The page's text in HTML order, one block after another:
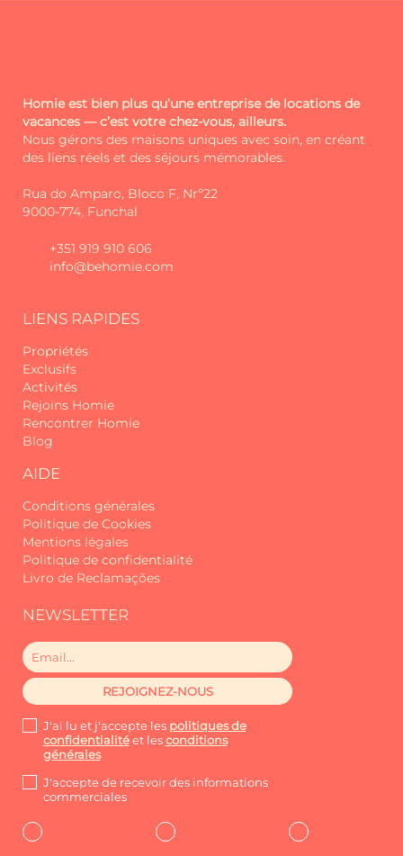
Homie est bien plus qu’une entreprise de locations de
vacances — c’est votre chez-vous, ailleurs.
Nous gérons des maisons uniques avec soin, en créant
des liens réels et des séjours mémorables.
Rua do Amparo, Bloco F, Nrº22
9000-774, Funchal
+351 919 910 606
info@behomie.com
LIENS RAPIDES
Propriétés
Exclusifs
Activités
Rejoins Homie
Rencontrer Homie
Blog
AIDE
Conditions générales
Politique de Cookies
Mentions légales
Politique de confidentialité
Livro de Reclamações
NEWSLETTER
J'ai lu et j'accepte les politiques de
confidentialitéet lesconditions
générales
J'accepte de recevoir des informations
commerciales